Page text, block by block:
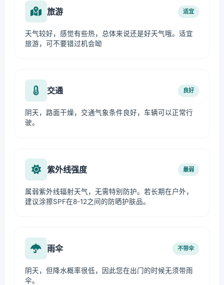
旅游 适宜
天气较好，感觉有些热，总体来说还是好天气哦。适宜
旅游，可不要错过机会呦
交通 良好
阴天，路面干燥，交通气象条件良好，车辆可以正常行
驶。
紫外线强度 最弱
属弱紫外线辐射天气，无需特别防护。若长期在户外，
建议涂擦SPF在8-12之间的防晒护肤品。
雨伞 不带伞
阴天，但降水概率很低，因此您在出门的时候无须带雨
伞。